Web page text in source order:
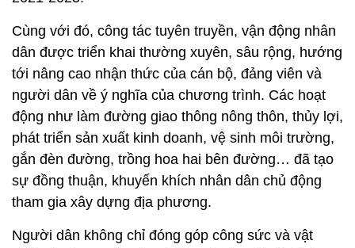
Cùng với đó, công tác tuyên truyền, vận động nhân
dân được triển khai thường xuyên, sâu rộng, hướng
tới nâng cao nhận thức của cán bộ, đảng viên và
người dân về ý nghĩa của chương trình. Các hoạt
động như làm đường giao thông nông thôn, thủy lợi,
phát triển sản xuất kinh doanh, vệ sinh môi trường,
gắn đèn đường, trồng hoa hai bên đường… đã tạo
sự đồng thuận, khuyến khích nhân dân chủ động
tham gia xây dựng địa phương.
Người dân không chỉ đóng góp công sức và vật